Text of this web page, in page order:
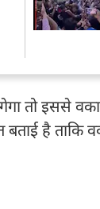
तो इससे
है ताकि